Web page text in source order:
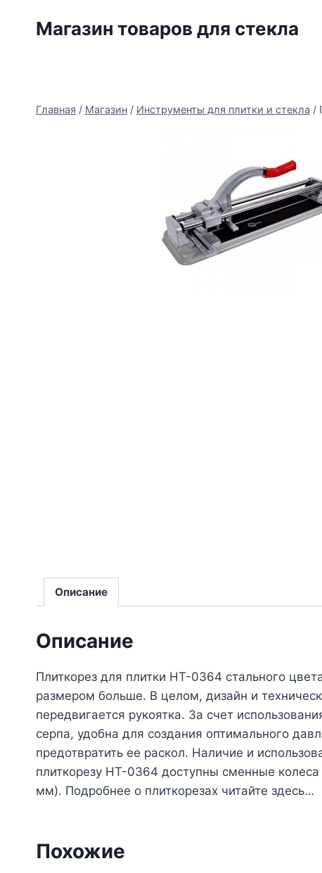
Магазин товаров для стекла
Главная / Магазин / Инструменты для плитки и стекла /
Описание
Описание
Плиткорез для плитки HT-0364 стального
размером больше. В целом, дизайн и
передвигается рукоятка. За счет
серпа, удобна для создания оптимального
предотвратить ее раскол. Наличие и
плиткорезу HT-0364 доступны сменные
мм). Подробнее о плиткорезах читайте здесь…
Похожие